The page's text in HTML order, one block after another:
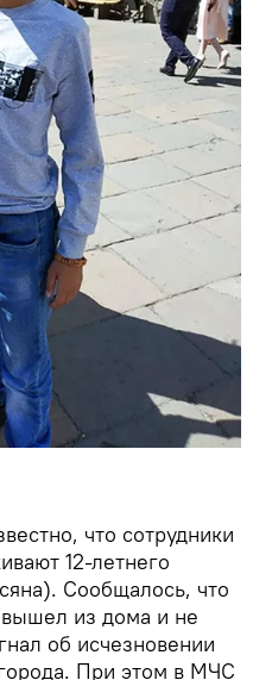
что сотрудники
12-летнего
Сообщалось, что
из дома и не
об исчезновении
При этом в МЧС